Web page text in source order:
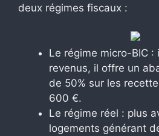
deux régimes fiscaux :
Le régime micro-BIC
revenus, il offre un
de 50% sur les
600 €.
Le régime réel : plus
logements générant